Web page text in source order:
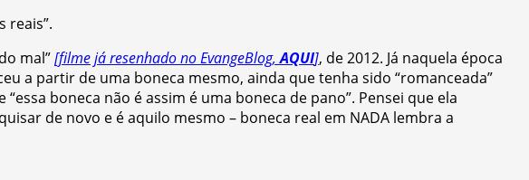
reais”.
mal”[filme já resenhado no EvangeBlog,AQUI], de 2012. Já naquela época
a partir de uma boneca mesmo, ainda que tenha sido “romanceada”
boneca não é assim é uma boneca de pano”. Pensei que ela
de novo e é aquilo mesmo – boneca real em NADA lembra a